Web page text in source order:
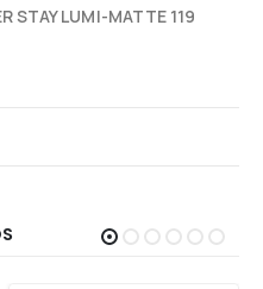
STAY LUMI-MATTE 119